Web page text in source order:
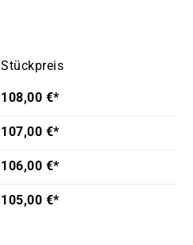
Stückpreis
108,00 €*
107,00 €*
106,00 €*
105,00 €*